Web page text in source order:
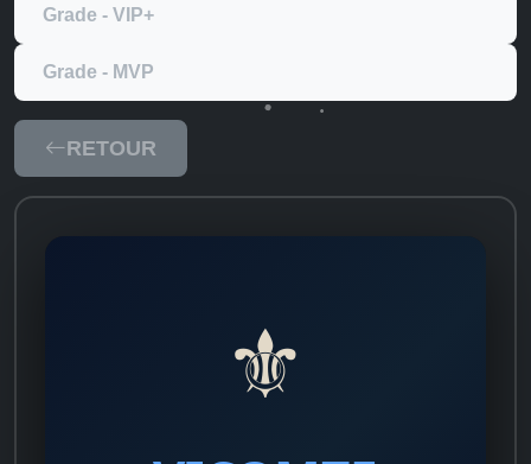
Grade - VIP+
Grade - MVP
RETOUR
⚜️